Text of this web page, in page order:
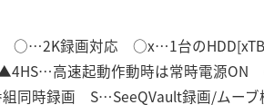
録画対応 ○x…1台の
高速起動作動時は常時電源
録画 S…SeeQVault録画/ムーブ